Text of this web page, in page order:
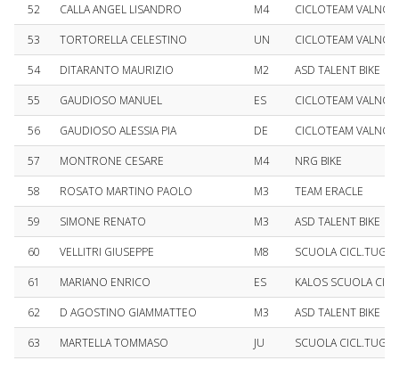
52
CALLA ANGEL LISANDRO M4
CICLOTEAM
53
TORTORELLA CELESTINO UN
CICLOTEAM
54
DITARANTO MAURIZIO M2
ASD TALENT BIKE
55
GAUDIOSO MANUEL ES
CICLOTEAM
56
GAUDIOSO ALESSIA PIA DE
CICLOTEAM
57
MONTRONE CESARE M4
NRG BIKE
58
ROSATO MARTINO PAOLO M3
TEAM ERACLE
59
SIMONE RENATO M3
ASD TALENT BIKE
60
VELLITRI GIUSEPPE M8
SCUOLA
61
MARIANO ENRICO ES
KALOS SCUOLA
62
D AGOSTINO GIAMMATTEO M3
ASD TALENT BIKE
63
MARTELLA TOMMASO JU
SCUOLA